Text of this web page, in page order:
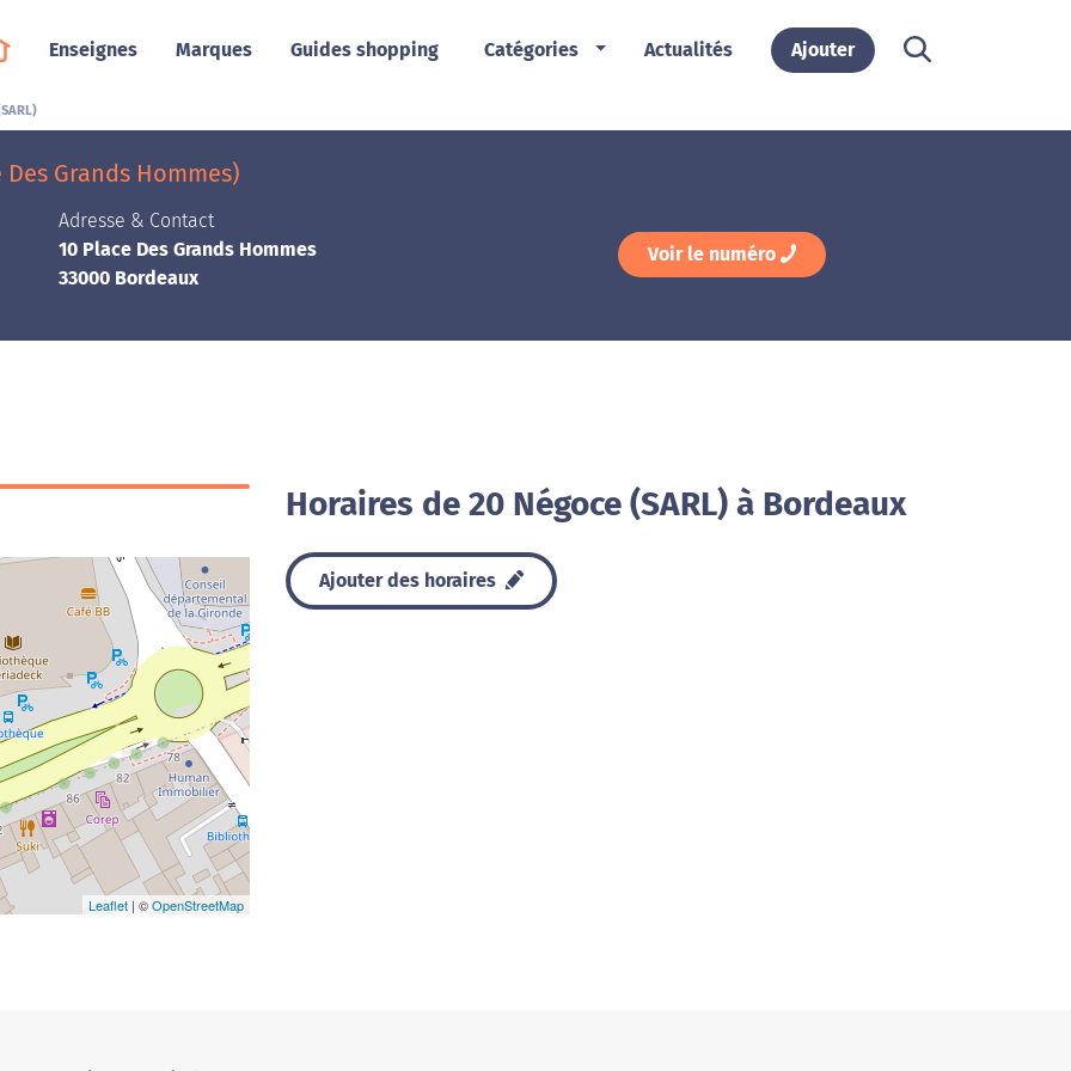
Enseignes Marques Guides shopping Catégories Actualités Ajouter
Des Grands Hommes)
Adresse & Contact
10 Place Des Grands Hommes
33000 Bordeaux
Voir le numéro
Leaflet | ©OpenStreetMap
Horaires de 20 Négoce (SARL) à Bordeaux
Ajouter des horaires